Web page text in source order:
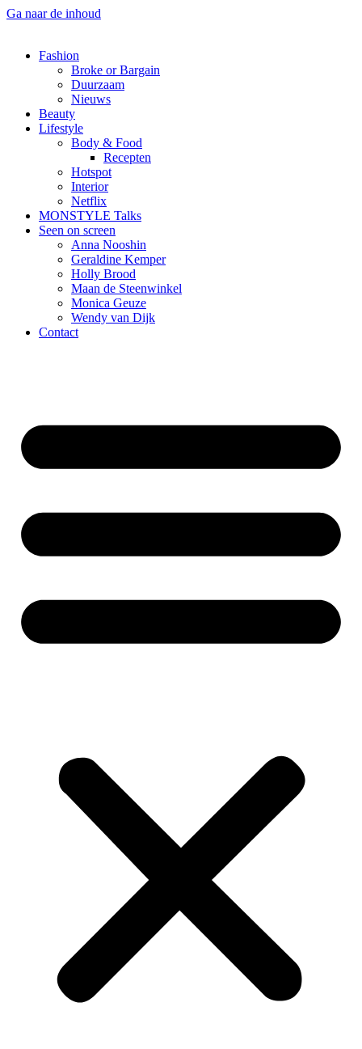
Ga naar de inhoud
Fashion
Broke or Bargain
Duurzaam
Nieuws
Beauty
Lifestyle
Body & Food
Recepten
Hotspot
Interior
Netflix
MONSTYLE Talks
Seen on screen
Anna Nooshin
Geraldine Kemper
Holly Brood
Maan de Steenwinkel
Monica Geuze
Wendy van Dijk
Contact